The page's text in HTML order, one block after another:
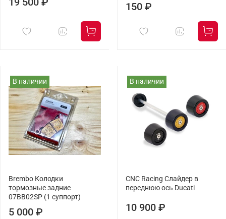
150 ₽
В наличии
Brembo Колодки
тормозные задние
07BB02SP (1 суппорт)
5 000 ₽
В наличии
CNC Racing Слайдер в
переднюю ось Ducati
10 900 ₽